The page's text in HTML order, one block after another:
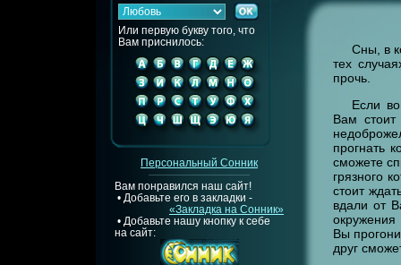
Или первую букву того, что
Вам приснилось:
Персональный Сонник
Вам понравился наш сайт!
• Добавьте его в закладки -
«Закладка на Сонник»
• Добавьте нашу кнопку к себе
на сайт:
Сны, в
тех
прочь.
Если
Вам
прогнать
сможете
грязного
стоит
вдали от
окружения
Вы
друг